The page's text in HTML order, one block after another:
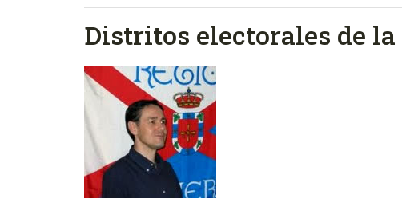
Distritos electorales de